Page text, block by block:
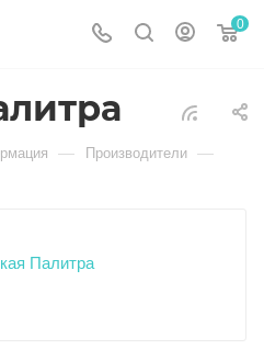
0
— Производители —